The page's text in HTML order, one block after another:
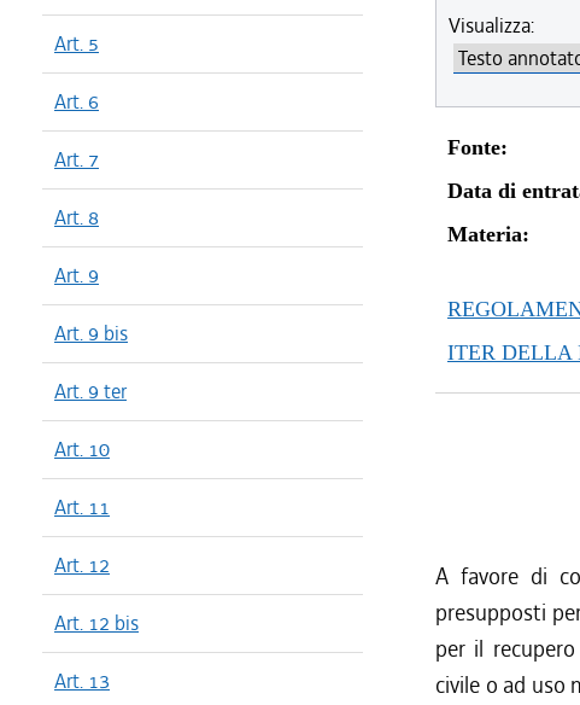
Art. 5
Art. 6
Art. 7
Art. 8
Art. 9
Art. 9 bis
Art. 9 ter
Art. 10
Art. 11
Art. 12
Art. 12 bis
Art. 13
Visualizza:
Fonte:
Data di
Materia:
ITER DELLA
A favore di
presupposti
per il
civile o ad uso